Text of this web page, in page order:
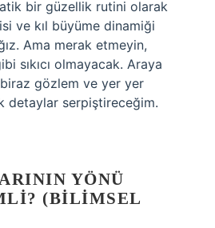
bir güzellik rutini olarak
ve kıl büyüme dinamiği
Ama merak etmeyin,
sıkıcı olmayacak. Araya
gözlem ve yer yer
detaylar serpiştireceğim.
YÖNÜ
(BILIMSEL